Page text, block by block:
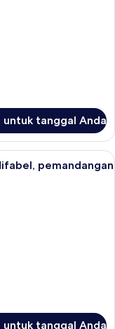
untuk tanggal Anda
meja kerja, dan
pemandangan
untuk tanggal Anda